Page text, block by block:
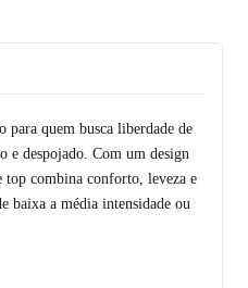
para quem busca liberdade de
e despojado. Com um design
top combina conforto, leveza e
baixa a média intensidade ou